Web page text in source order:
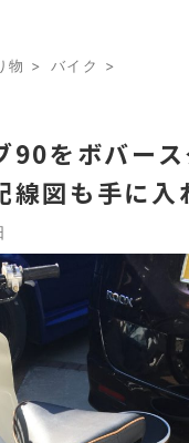
物 > バイク >
90をボバー
線図も手に入